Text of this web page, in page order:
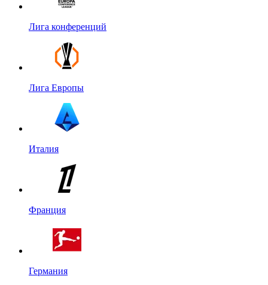
Лига конференций
Лига Европы
Италия
Франция
Германия